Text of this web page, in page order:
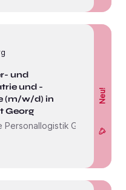
und
und -
(m/w/d) in
Georg
GmbH
Neu!